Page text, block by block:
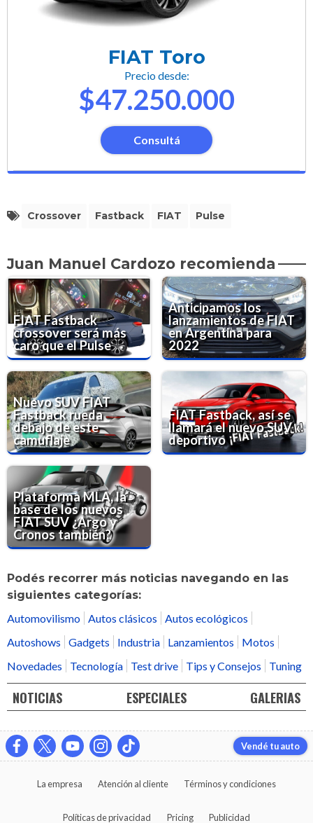
FIAT Toro
Precio desde:
$47.250.000
Consultá
Crossover Fastback FIAT Pulse
Juan Manuel Cardozo recomienda
FIAT Fastback
crossover será más
caro que el Pulse
Anticipamos los
lanzamientos de FIAT
en Argentina para
2022
Nuevo SUV FIAT
Fastback rueda
debajo de este
camuflaje
FIAT Fastback, así se
llamará el nuevo SUV
deportivo
Plataforma MLA, la
base de los nuevos
FIAT SUV ¿Argo y
Cronos también?
Podés recorrer más noticias navegando en las
siguientes categorías:
Automovilismo Autos clásicos
Autos ecológicos
Autoshows
Gadgets Industria Lanzamientos
Motos
Novedades
Tecnología Test drive Tips y Consejos Tuning
NOTICIAS ESPECIALES GALERIAS
Vendé tu auto
La empresa Atención al cliente Términos y condiciones
Políticas de privacidad Pricing Publicidad